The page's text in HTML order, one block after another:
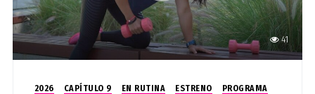
41
2026 CAPÍTULO 9 EN RUTINA ESTRENO
PROGRAMA